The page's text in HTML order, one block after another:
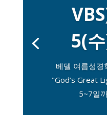
5(
베델 여름성경
"God’s Great
5~7일